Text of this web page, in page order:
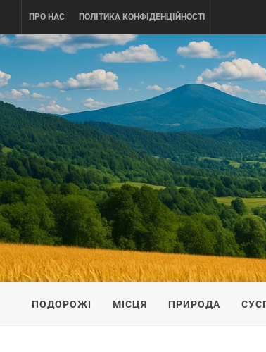
content
ПРО НАС ПОЛІТИКА КОНФІДЕНЦІЙНОСТІ
ПОДОРОЖI ПО УКРАЇНІ
ПОДОРОЖІ МІСЦЯ ПРИРОДА